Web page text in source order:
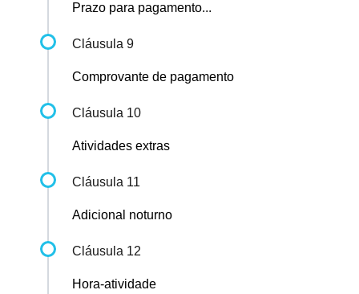
Prazo para pagamento...
Cláusula 9
Comprovante de pagamento
Cláusula 10
Atividades extras
Cláusula 11
Adicional noturno
Cláusula 12
Hora-atividade